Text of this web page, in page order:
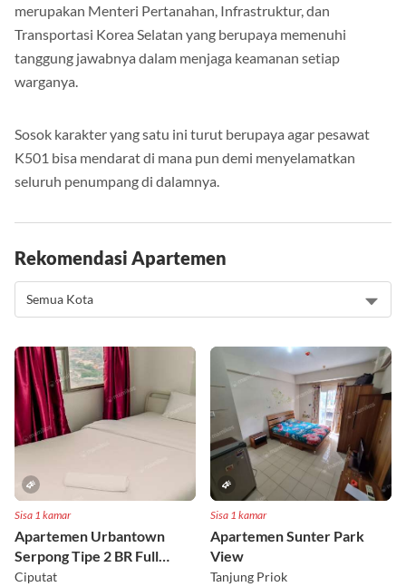
merupakan Menteri Pertanahan, Infrastruktur, dan
Transportasi Korea Selatan yang berupaya memenuhi
tanggung jawabnya dalam menjaga keamanan setiap
warganya.
Sosok karakter yang satu ini turut berupaya agar pesawat
K501 bisa mendarat di mana pun demi menyelamatkan
seluruh penumpang di dalamnya.
Rekomendasi Apartemen
Sisa 1 kamar
Apartemen Urbantown
Serpong Tipe 2 BR Full
Furnished Lt 17 Selatan
Ciputat
Sisa 1 kamar
Apartemen Sunter Park
View
Tanjung Priok